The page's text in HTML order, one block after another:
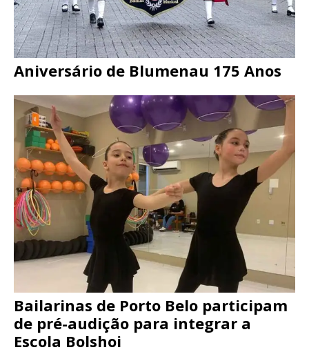
Aniversário de Blumenau 175 Anos
Bailarinas de Porto Belo participam
de pré-audição para integrar a
Escola Bolshoi